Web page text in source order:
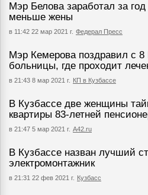
Мэр Белова заработал за
меньше жены
в 11:42 22 мар 2021 г. Федерал Пресс
Мэр Кемерова поздравил с 8
больницы, где проходит
в 21:43 8 мар 2021 г. КП в Кузбассе
В Кузбассе две женщины
квартиры 83-летней
в 21:47 5 мар 2021 г. А42.ru
В Кузбассе назван лучший
электромонтажник
в 21:31 22 фев 2021 г. Кузбасс